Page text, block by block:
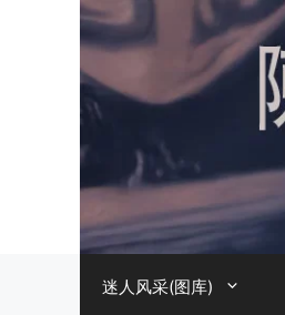
迷人风采(图库)